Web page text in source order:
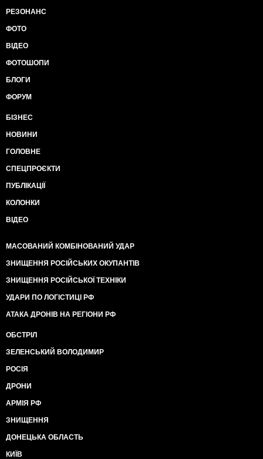
РЕЗОНАНС
ФОТО
ВІДЕО
ФОТОШОПИ
БЛОГИ
ФОРУМ
БІЗНЕС
НОВИНИ
ГОЛОВНЕ
СПЕЦПРОЄКТИ
ПУБЛІКАЦІЇ
КОЛОНКИ
ВІДЕО
МАСОВАНИЙ КОМБІНОВАНИЙ УДАР
ЗНИЩЕННЯ РОСІЙСЬКИХ ОКУПАНТІВ
ЗНИЩЕННЯ РОСІЙСЬКОЇ ТЕХНІКИ
УДАРИ ПО ЛОГІСТИЦІ РФ
АТАКА ДРОНІВ НА РЕГІОНИ РФ
ОБСТРІЛ
ЗЕЛЕНСЬКИЙ ВОЛОДИМИР
РОСІЯ
ДРОНИ
АРМІЯ РФ
ЗНИЩЕННЯ
ДОНЕЦЬКА ОБЛАСТЬ
КИЇВ